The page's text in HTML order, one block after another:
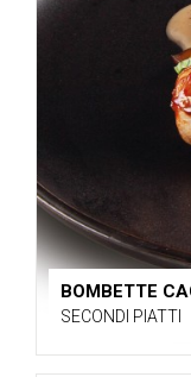
BOMBETTE
SECONDI PIATTI